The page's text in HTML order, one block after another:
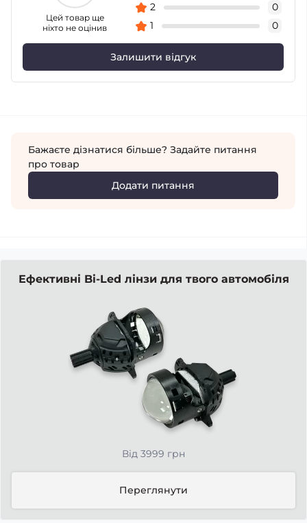
Цей товар ще
ніхто не оцінив
2
0
1
0
Залишити відгук
Бажаєте дізнатися більше? Задайте питання
про товар
Додати питання
Ефективні Bi-Led лінзи для твого автомобіля
Від 3999 грн
Переглянути